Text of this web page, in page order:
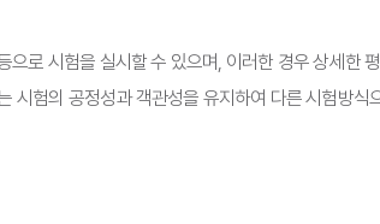
으로 시험을 실시할 수 있으며, 이러한 경우 상세한
시험의 공정성과 객관성을 유지하여 다른 시험방